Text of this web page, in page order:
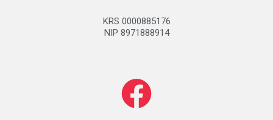
KRS 0000885176
NIP 8971888914